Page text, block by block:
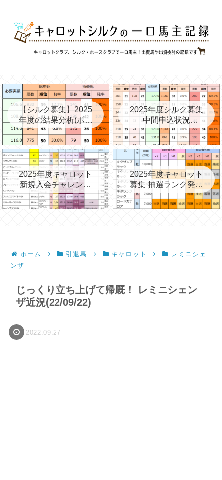
【シルク募集】2025
年度の結果分析(ボー
ダー、確率、昨年度
との比較など)
2025年度シルク募集
中間申込状況
②(08/06)と昨年の中
間③→最終
2025年度キャロット
新規入会チャレンジ
と第2次募集を考える
2025年度キャロット
募集 抽選ランク発表
(09/11)
ホーム 引退馬 キャロット
レミニシェ
ンザ
じっくり立ち上げて帰厩！ レミニシェン
ザ近況(22/09/22)
2022.09.27